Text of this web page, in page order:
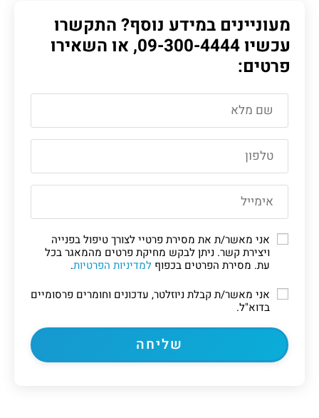
מעוניינים במידע נוסף? התקשרו
עכשיו 09-300-4444, או השאירו
פרטים:
אני מאשר/ת את מסירת פרטיי לצורך טיפול בפנייה
ויצירת קשר. ניתן לבקש מחיקת פרטים מהמאגר בכל
עת. מסירת הפרטים בכפוף למדיניות הפרטיות.
אני מאשר/ת קבלת ניוזלטר, עדכונים וחומרים פרסומיים
בדוא"ל.